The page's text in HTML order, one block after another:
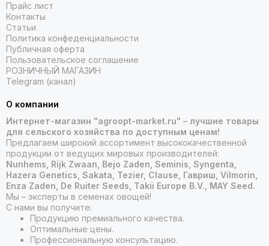
Прайс лист
Контакты
Статьи
Политика конфеденциальности
Публичная оферта
Пользовательское соглашение
РОЗНИЧНЫЙ МАГАЗИН
Telegram (канал)
О компании
Интернет-магазин "agroopt-market.ru" – лучшие товары
для сельского хозяйства по доступным ценам!
Предлагаем широкий ассортимент высококачественной
продукции от ведущих мировых производителей:
Nunhems, Rijk Zwaan, Bejo Zaden, Seminis, Syngenta,
Hazera Genetics, Sakata, Tezier, Clause, Гавриш, Vilmorin,
Enza Zaden, De Ruiter Seeds, Takii Europe B.V., MAY Seed.
Мы – эксперты в семенах овощей!
С нами вы получите:
Продукцию премиального качества.
Оптимальные цены.
Профессиональную консультацию.